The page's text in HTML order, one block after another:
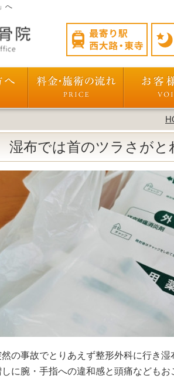
へ
湿布では首のツラさがと
然の事故でとりあえず整形外科に行き
しに腕・手指への違和感と頭痛などもお